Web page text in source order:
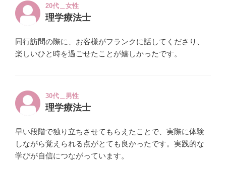
20代＿女性
理学療法士
同行訪問の際に、お客様がフランクに話してくださり、
楽しいひと時を過ごせたことが嬉しかったです。
30代＿男性
理学療法士
早い段階で独り立ちさせてもらえたことで、実際に体験
しながら覚えられる点がとても良かったです。実践的な
学びが自信につながっています。